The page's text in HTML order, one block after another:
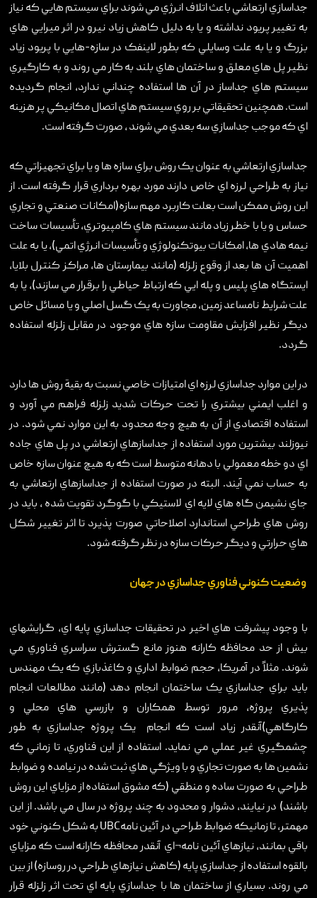
جداسازي ارتعاشي باعث اتلاف انرژي مي شوند براي سيستم هايي که نياز
به تغيير پريود نداشته و يا به دليل کاهش زياد نيرو در اثر ميرايي هاي
بزرگ و يا به علت وسايلي که بطور لاينفک در سازه-هايي با پريود زياد
نظير پل هاي معلق و ساختمان هاي بلند به کار مي روند و به کارگيري
سيستم هاي جداساز در آن ها استفاده چنداني ندارد، انجام گرديده
است. همچنين تحقيقاتي بر روي سيستم هاي اتصال مکانيکي پر هزينه
اي که موجب جداسازي سه بعدي مي شوند ، صورت گرفته است.
جداسازي ارتعاشي به عنوان يک روش براي سازه ها و يا براي تجهيزاتي که
نياز به طراحي لرزه اي خاص دارند مورد بهره برداري قرار گرفته است. از
اين روش ممکن است بعلت کاربرد مهم سازه(امکانات صنعتي و تجاري
حساس و يا با خطر زياد مانند سيستم هاي کامپيوتري، تأسيسات ساخت
نيمه هادي ها، امکانات بيوتکنولوژي و تأسيسات انرژي اتمي)، يا به علت
اهميت آن ها بعد از وقوع زلزله (مانند بيمارستان ها، مراکز کنترل بلايا،
ايستگاه هاي پليس و پله ايي که ارتباط حياطي را برقرار مي سازند)، يا به
علت شرايط نامساعد زمين، مجاورت به يک گسل اصلي و يا مسائل خاص
ديگر نظير افزايش مقاومت سازه هاي موجود در مقابل زلزله استفاده
گردد.
در اين موارد جداسازي لرزه اي امتيازات خاصي نسبت به بقية روش ها دارد
و اغلب ايمني بيشتري را تحت حرکات شديد زلزله فراهم مي آورد و
استفاده اقتصادي از آن به هيچ وجه محدود به اين موارد نمي شود. در
نيوزلند بيشترين مورد استفاده از جداسازهاي ارتعاشي در پل هاي جاده
اي دو خطه معمولي با دهانه متوسط است که به هيچ عنوان سازه خاص
به حساب نمي آيند. البته در صورت استفاده از جداسازهاي ارتعاشي به
جاي نشيمن گاه هاي لايه اي ‏ لاستيکي با گوگرد تقويت شده ، بايد در
روش هاي طراحي استاندارد اصلاحاتي صورت پذيرد تا اثر تغيير شکل
هاي حرارتي و ديگر حرکات سازه در نظر گرفته شود.
وضعيت کنوني فناوري جداسازي در جهان
با وجود پيشرفت هاي اخير در تحقيقات جداسازي پايه اي، گرايشهاي
بيش از حد محافظه کارانه هنوز مانع گسترش سراسري فناوري مي
شوند. مثلاً در آمريکا، حجم ضوابط اداري و کاغذبازي که يک مهندس
بايد براي جداسازي يک ساختمان انجام دهد (مانند مطالعات انجام
پذيري پروژه، مرور توسط همکاران و بازرسي هاي محلي و
کارگاهي)آنقدر زياد است که انجام يک پروژه جداسازي به طور
چشمگيري غير عملي مي نمايد. استفاده از اين فناوري، تا زماني که
نشمين ها به صورت تجاري و با ويژگي هاي ثبت شده در نيامده و ضوابط
طراحي به صورت ساده و منطقي (که مشوق استفاده از مزاياي اين روش
باشند) در نيايند، دشوار و محدود به چند پروژه در سال مي باشد. از اين
مهمتر، تا زمانيکه ضوابط طراحي در آئين نامهUBC به شکل کنوني خود
باقي بمانند، نيازهاي آئين نامه¬اي ‏ آنقدر محافظه کارانه است که مزاياي
بالقوه استفاده از جداسازي پايه (کاهش نيازهاي طراحي در روسازه) از بين
مي روند. بسياري از ساختمان ها با جداسازي پايه اي تحت اثر زلزله قرار